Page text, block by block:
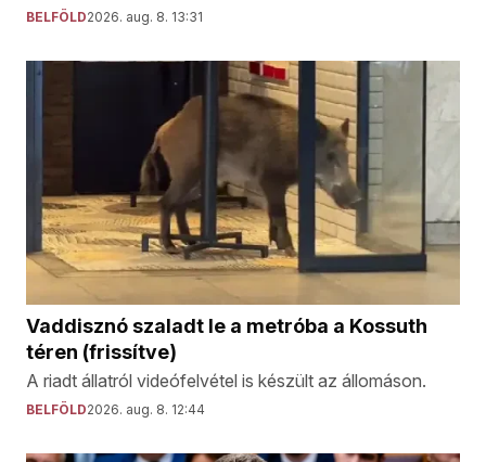
BELFÖLD2026. aug. 8. 13:31
Vaddisznó szaladt le a metróba a Kossuth
téren (frissítve)
A riadt állatról videófelvétel is készült az állomáson.
BELFÖLD2026. aug. 8. 12:44